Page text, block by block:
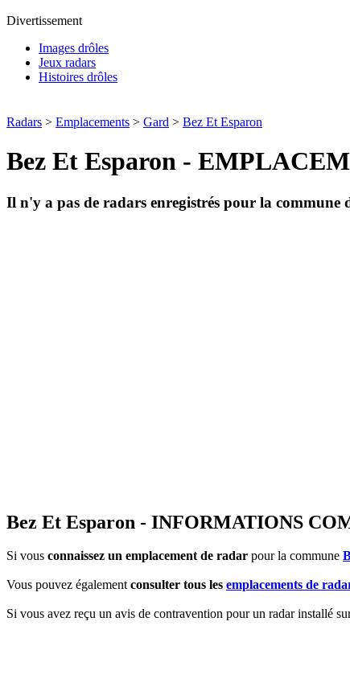
Divertissement
Images drôles
Jeux radars
Histoires drôles
Radars > Emplacements > Gard > Bez Et Esparon
Bez Et Esparon -
Il n'y a pas de radars enregistrés pour la commune
Bez Et Esparon - INFORMATIONS
Si vous connaissez un emplacement de radar pour la commune
Vous pouvez égalementconsulter tous les emplacements de
Si vous avez reçu un avis de contravention pour un radar installé